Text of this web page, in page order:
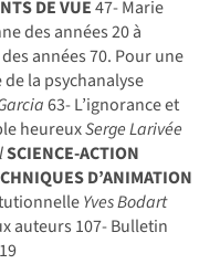
DE VUE47- Marie
des années 20 à
années 70. Pour une
la psychanalyse
63- L’ignorance et
heureuxSerge Larivée
SCIENCE-ACTION
D’ANIMATION
Yves Bodart
auteurs 107- Bulletin